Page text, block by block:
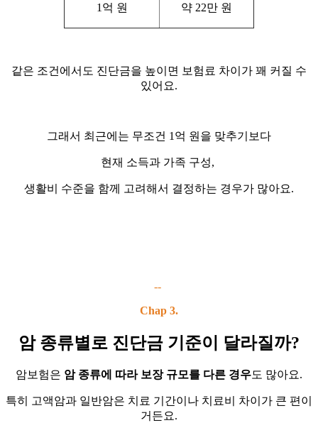
1억 원 약 22만 원
같은 조건에서도 진단금을 높이면 보험료 차이가 꽤 커질 수
있어요.
그래서 최근에는 무조건 1억 원을 맞추기보다
현재 소득과 가족 구성,
생활비 수준을 함께 고려해서 결정하는 경우가 많아요.
--
Chap 3.
암 종류별로 진단금 기준이 달라질까?
암보험은 암 종류에 따라 보장 규모를 다른 경우도 많아요.
특히 고액암과 일반암은 치료 기간이나 치료비 차이가 큰 편이
거든요.